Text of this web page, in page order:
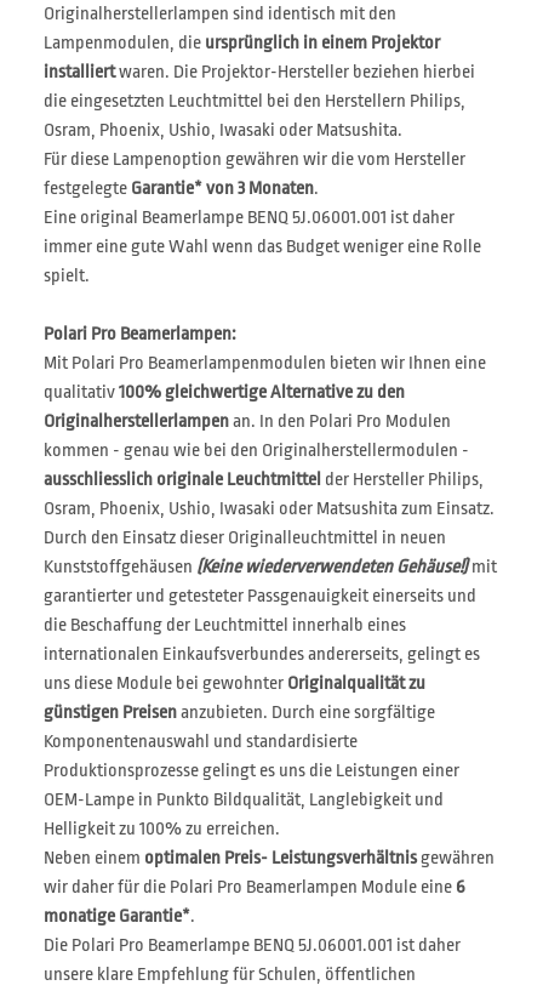
Originalherstellerlampen sind identisch mit den
Lampenmodulen, die ursprünglich in einem Projektor
installiertwaren. Die Projektor-Hersteller beziehen hierbei
die eingesetzten Leuchtmittel bei den Herstellern Philips,
Osram, Phoenix, Ushio, Iwasaki oder Matsushita.
Für diese Lampenoption gewähren wir die vom Hersteller
festgelegte Garantie* von 3 Monaten.
Eine original Beamerlampe BENQ 5J.06001.001 ist daher
immer eine gute Wahl wenn das Budget weniger eine Rolle
spielt.
Polari Pro Beamerlampen:
Mit Polari Pro Beamerlampenmodulen bieten wir Ihnen eine
qualitativ100% gleichwertige Alternative zu den
Originalherstellerlampenan. In den Polari Pro Modulen
kommen - genau wie bei den Originalherstellermodulen -
ausschliesslich originale Leuchtmittel der Hersteller Philips,
Osram, Phoenix, Ushio, Iwasaki oder Matsushita zum Einsatz.
Durch den Einsatz dieser Originalleuchtmittel in neuen
Kunststoffgehäusen (Keine wiederverwendeten Gehäuse!)mit
garantierter und getesteter Passgenauigkeit einerseits und
die Beschaffung der Leuchtmittel innerhalb eines
internationalen Einkaufsverbundes andererseits, gelingt es
uns diese Module bei gewohnter Originalqualität zu
günstigen Preisenanzubieten. Durch eine sorgfältige
Komponentenauswahl und standardisierte
Produktionsprozesse gelingt es uns die Leistungen einer
OEM-Lampe in Punkto Bildqualität, Langlebigkeit und
Helligkeit zu 100% zu erreichen.
Neben einem optimalen Preis- Leistungsverhältnisgewähren
wir daher für die Polari Pro Beamerlampen Module eine 6
monatige Garantie*.
Die Polari Pro Beamerlampe BENQ 5J.06001.001 ist daher
unsere klare Empfehlung für Schulen, öffentlichen